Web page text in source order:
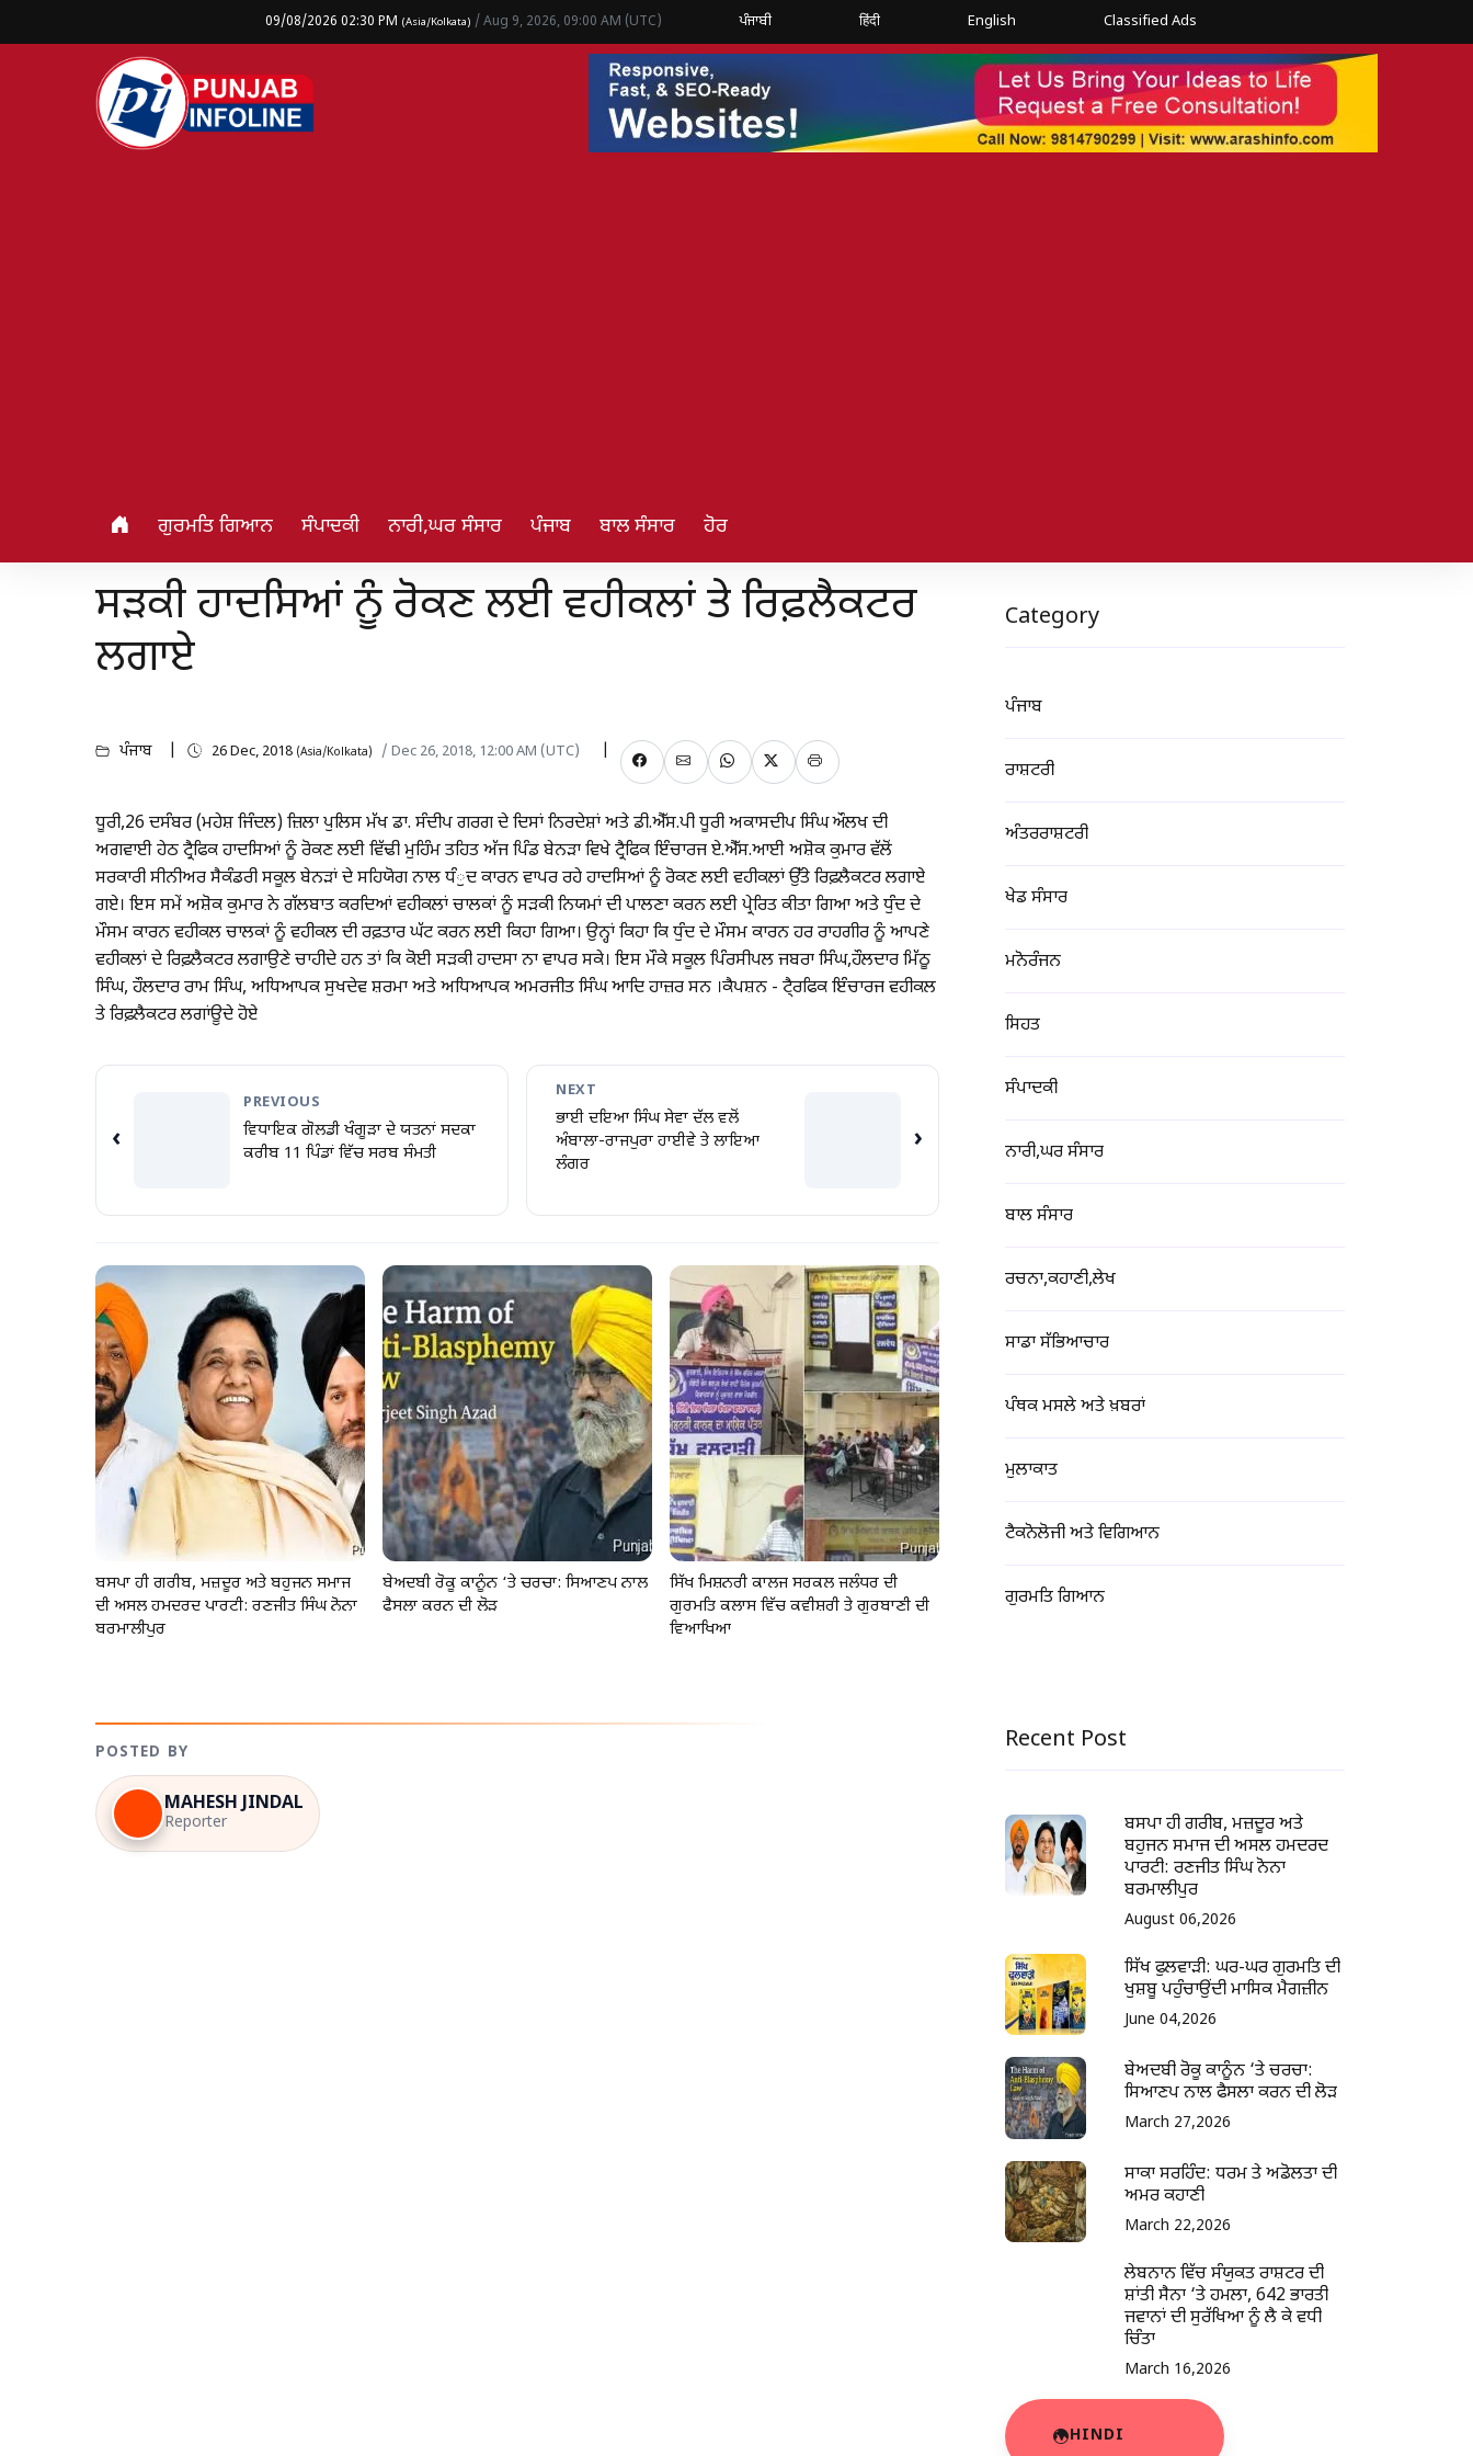
09/08/2026 02:30 PM (Asia/Kolkata) / Aug 9, 2026, 09:00 AM (UTC) ਪੰਜਾਬੀ हिंदी English Classified Ads
ਗੁਰਮਤਿ ਗਿਆਨ ਸੰਪਾਦਕੀ ਨਾਰੀ,ਘਰ ਸੰਸਾਰ ਪੰਜਾਬ ਬਾਲ ਸੰਸਾਰ ਹੋਰ
ਸੜਕੀ ਹਾਦਸਿਆਂ ਨੂੰ ਰੋਕਣ ਲਈ ਵਹੀਕਲਾਂ ਤੇ ਰਿਫ਼ਲੈਕਟਰ
ਲਗਾਏ
ਪੰਜਾਬ 26 Dec, 2018 (Asia/Kolkata) / Dec 26, 2018, 12:00 AM (UTC)
ਧੂਰੀ,26 ਦਸੰਬਰ (ਮਹੇਸ਼ ਜਿੰਦਲ) ਜ਼ਿਲਾ ਪੁਲਿਸ ਮੱਖ ਡਾ. ਸੰਦੀਪ ਗਰਗ ਦੇ ਦਿਸਾਂ ਨਿਰਦੇਸ਼ਾਂ ਅਤੇ ਡੀ.ਐੱਸ.ਪੀ ਧੂਰੀ ਅਕਾਸਦੀਪ ਸਿੰਘ ਔਲਖ ਦੀ
ਅਗਵਾਈ ਹੇਠ ਟ੍ਰੈਫਿਕ ਹਾਦਸਿਆਂ ਨੂੰ ਰੋਕਣ ਲਈ ਵਿੱਢੀ ਮੁਹਿੰਮ ਤਹਿਤ ਅੱਜ ਪਿੰਡ ਬੇਨੜਾ ਵਿਖੇ ਟ੍ਰੈਫਿਕ ਇੰਚਾਰਜ ਏ.ਐੱਸ.ਆਈ ਅਸ਼ੋਕ ਕੁਮਾਰ ਵੱਲੋਂ
ਸਰਕਾਰੀ ਸੀਨੀਅਰ ਸੈਕੰਡਰੀ ਸਕੂਲ ਬੇਨੜਾਂ ਦੇ ਸਹਿਯੋਗ ਨਾਲ ਧੰੁਦ ਕਾਰਨ ਵਾਪਰ ਰਹੇ ਹਾਦਸਿਆਂ ਨੂੰ ਰੋਕਣ ਲਈ ਵਹੀਕਲਾਂ ਉੱਤੇ ਰਿਫ਼ਲੈਕਟਰ ਲਗਾਏ
ਗਏ। ਇਸ ਸਮੇਂ ਅਸ਼ੋਕ ਕੁਮਾਰ ਨੇ ਗੱਲਬਾਤ ਕਰਦਿਆਂ ਵਹੀਕਲਾਂ ਚਾਲਕਾਂ ਨੂੰ ਸੜਕੀ ਨਿਯਮਾਂ ਦੀ ਪਾਲਣਾ ਕਰਨ ਲਈ ਪ੍ਰੇਰਿਤ ਕੀਤਾ ਗਿਆ ਅਤੇ ਧੁੰਦ ਦੇ
ਮੌਸਮ ਕਾਰਨ ਵਹੀਕਲ ਚਾਲਕਾਂ ਨੂੰ ਵਹੀਕਲ ਦੀ ਰਫ਼ਤਾਰ ਘੱਟ ਕਰਨ ਲਈ ਕਿਹਾ ਗਿਆ। ਉਨ੍ਹਾਂ ਕਿਹਾ ਕਿ ਧੁੰਦ ਦੇ ਮੌਸਮ ਕਾਰਨ ਹਰ ਰਾਹਗੀਰ ਨੂੰ ਆਪਣੇ
ਵਹੀਕਲਾਂ ਦੇ ਰਿਫ਼ਲੈਕਟਰ ਲਗਾਉਣੇ ਚਾਹੀਦੇ ਹਨ ਤਾਂ ਕਿ ਕੋਈ ਸੜਕੀ ਹਾਦਸਾ ਨਾ ਵਾਪਰ ਸਕੇ। ਇਸ ਮੌਕੇ ਸਕੂਲ ਪਿੰਰਸੀਪਲ ਜਬਰਾ ਸਿੰਘ,ਹੌਲਦਾਰ ਮਿੱਠੂ
ਸਿੰਘ, ਹੌਲਦਾਰ ਰਾਮ ਸਿੰਘ, ਅਧਿਆਪਕ ਸੁਖਦੇਵ ਸ਼ਰਮਾ ਅਤੇ ਅਧਿਆਪਕ ਅਮਰਜੀਤ ਸਿੰਘ ਆਦਿ ਹਾਜ਼ਰ ਸਨ ।ਕੈਪਸ਼ਨ - ਟੈ੍ਰਫਿਕ ਇੰਚਾਰਜ ਵਹੀਕਲ
ਤੇ ਰਿਫ਼ਲੈਕਟਰ ਲਗਾਂਊਦੇ ਹੋਏ
‹
PREVIOUS
ਵਿਧਾਇਕ ਗੋਲਡੀ ਖੰਗੂੜਾ ਦੇ ਯਤਨਾਂ ਸਦਕਾ
ਕਰੀਬ 11 ਪਿੰਡਾਂ ਵਿੱਚ ਸਰਬ ਸੰਮਤੀ
NEXT
ਭਾਈ ਦਇਆ ਸਿੰਘ ਸੇਵਾ ਦੱਲ ਵਲੋਂ
ਅੰਬਾਲਾ-ਰਾਜਪੁਰਾ ਹਾਈਵੇ ਤੇ ਲਾਇਆ
ਲੰਗਰ
›
ਬਸਪਾ ਹੀ ਗਰੀਬ, ਮਜ਼ਦੂਰ ਅਤੇ ਬਹੁਜਨ ਸਮਾਜ
ਦੀ ਅਸਲ ਹਮਦਰਦ ਪਾਰਟੀ: ਰਣਜੀਤ ਸਿੰਘ ਨੋਨਾ
ਬਰਮਾਲੀਪੁਰ
ਬੇਅਦਬੀ ਰੋਕੂ ਕਾਨੂੰਨ ‘ਤੇ ਚਰਚਾ: ਸਿਆਣਪ ਨਾਲ
ਫੈਸਲਾ ਕਰਨ ਦੀ ਲੋੜ
ਸਿੱਖ ਮਿਸ਼ਨਰੀ ਕਾਲਜ ਸਰਕਲ ਜਲੰਧਰ ਦੀ
ਗੁਰਮਤਿ ਕਲਾਸ ਵਿੱਚ ਕਵੀਸ਼ਰੀ ਤੇ ਗੁਰਬਾਣੀ ਦੀ
ਵਿਆਖਿਆ
POSTED BY
MAHESH JINDAL
Reporter
Category
ਪੰਜਾਬ
ਰਾਸ਼ਟਰੀ
ਅੰਤਰਰਾਸ਼ਟਰੀ
ਖੇਡ ਸੰਸਾਰ
ਮਨੋਰੰਜਨ
ਸਿਹਤ
ਸੰਪਾਦਕੀ
ਨਾਰੀ,ਘਰ ਸੰਸਾਰ
ਬਾਲ ਸੰਸਾਰ
ਰਚਨਾ,ਕਹਾਣੀ,ਲੇਖ
ਸਾਡਾ ਸੱਭਿਆਚਾਰ
ਪੰਥਕ ਮਸਲੇ ਅਤੇ ਖ਼ਬਰਾਂ
ਮੁਲਾਕਾਤ
ਟੈਕਨੋਲੋਜੀ ਅਤੇ ਵਿਗਿਆਨ
ਗੁਰਮਤਿ ਗਿਆਨ
Recent Post
ਬਸਪਾ ਹੀ ਗਰੀਬ, ਮਜ਼ਦੂਰ ਅਤੇ
ਬਹੁਜਨ ਸਮਾਜ ਦੀ ਅਸਲ ਹਮਦਰਦ
ਪਾਰਟੀ: ਰਣਜੀਤ ਸਿੰਘ ਨੋਨਾ
ਬਰਮਾਲੀਪੁਰ
August 06,2026
ਸਿੱਖ ਫੁਲਵਾੜੀ: ਘਰ-ਘਰ ਗੁਰਮਤਿ ਦੀ
ਖੁਸ਼ਬੂ ਪਹੁੰਚਾਉਂਦੀ ਮਾਸਿਕ ਮੈਗਜ਼ੀਨ
June 04,2026
ਬੇਅਦਬੀ ਰੋਕੂ ਕਾਨੂੰਨ ‘ਤੇ ਚਰਚਾ:
ਸਿਆਣਪ ਨਾਲ ਫੈਸਲਾ ਕਰਨ ਦੀ ਲੋੜ
March 27,2026
ਸਾਕਾ ਸਰਹਿੰਦ: ਧਰਮ ਤੇ ਅਡੋਲਤਾ ਦੀ
ਅਮਰ ਕਹਾਣੀ
March 22,2026
ਲੇਬਨਾਨ ਵਿੱਚ ਸੰਯੁਕਤ ਰਾਸ਼ਟਰ ਦੀ
ਸ਼ਾਂਤੀ ਸੈਨਾ ‘ਤੇ ਹਮਲਾ, 642 ਭਾਰਤੀ
ਜਵਾਨਾਂ ਦੀ ਸੁਰੱਖਿਆ ਨੂੰ ਲੈ ਕੇ ਵਧੀ
ਚਿੰਤਾ
March 16,2026
HINDI